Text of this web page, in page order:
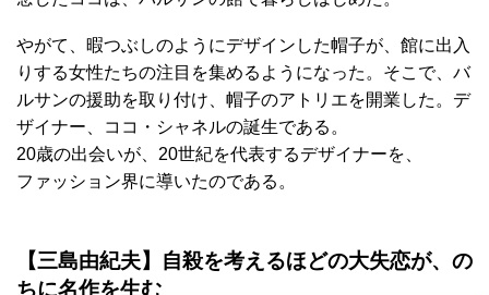
やがて、暇つぶしのようにデザインした帽子が、館に出入
りする女性たちの注目を集めるようになった。そこで、バ
ルサンの援助を取り付け、帽子のアトリエを開業した。デ
ザイナー、ココ・シャネルの誕生である。
20歳の出会いが、20世紀を代表するデザイナーを、
ファッション界に導いたのである。
【三島由紀夫】自殺を考えるほどの大失恋が、の
ちに名作を生む